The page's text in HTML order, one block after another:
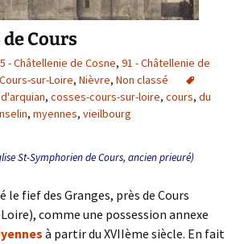
Cours
5 - Châtellenie de Cosne, 91 - Châtellenie de
sur-Loire, Nièvre, Non classé
, cosses-cours-sur-loire, cours, du
, myennes, vieilbourg
St-Symphorien de Cours, ancien prieuré)
le fief des Granges, près de Cours
comme une possession annexe
à partir du XVIIème siècle. En fait